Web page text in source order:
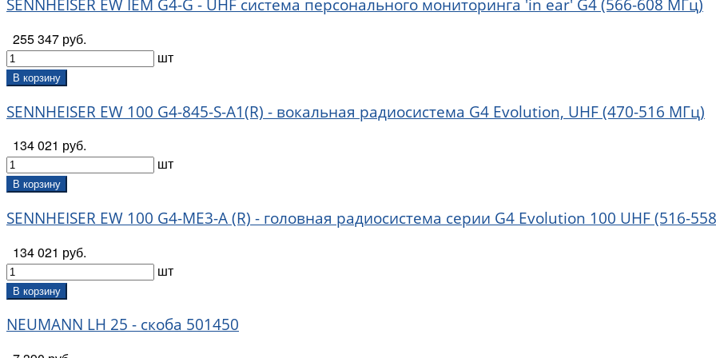
SENNHEISER EW IEM G4-G - UHF система персонального мониторинга 'in ear' G4 (566-608 МГц)
255 347 руб.
шт
В корзину
SENNHEISER EW 100 G4-845-S-A1(R) - вокальная радиосистема G4 Evolution, UHF (470-516 МГц)
134 021 руб.
шт
В корзину
SENNHEISER EW 100 G4-ME3-A (R) - головная радиосистема серии G4 Evolution 100 UHF (516-
134 021 руб.
шт
В корзину
NEUMANN LH 25 - cкоба 501450